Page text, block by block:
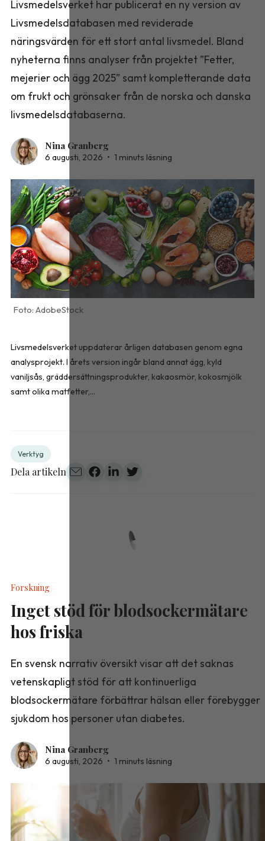
Livsmedelsverket har publicerat en ny version av
Livsmedelsdatabasen med reviderade
näringsvärden för ett stort antal livsmedel. Bland
nyheterna finns analyser från projektet ”Fetter,
mejerier och ägg 2025” samt kompletterande data
om frukt och grönsaker från de norska och danska
livsmedelsdatabaserna.
Nina Granberg
6 augusti, 2026 • 1 minuts läsning
AdobeStock
Livsmedelsverket uppdaterar årligen databasen genom egna
analysprojekt. I årets version ingår bland annat ägg, kyld
vaniljsås, gräddersättningsprodukter, kakaosmör, kokosmjölk
samt olika matfetter,...
Verktyg
Dela artikeln
Forskning
Inget stöd för blodsockermätare
hos friska
En svensk narrativ översikt visar att det saknas
vetenskapligt stöd för att kontinuerliga
blodsockermätare förbättrar hälsan eller förebygger
sjukdom hos personer utan diabetes.
Nina Granberg
6 augusti, 2026 • 1 minuts läsning